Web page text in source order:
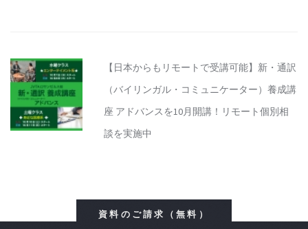
【日本からもリモートで受講可能】新・通訳
（バイリンガル・コミュニケーター）養成講
座 アドバンスを10月開講！リモート個別相
談を実施中
資料のご請求（無料）